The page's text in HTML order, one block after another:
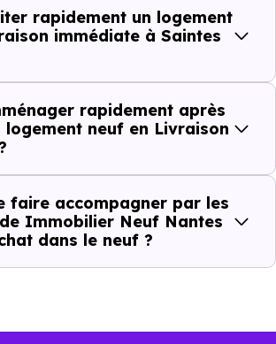
rapidement.
Ce que cela change pour vous
Vous voyez le bien tel qu’il est
Vous comparez des biens réels
Plus rapide, moins d’incertitudes
rapidement un logement
immédiate à Saintes
rapidement après
logement neuf en Livraison
faire accompagner par les
Immobilier Neuf Nantes
dans le neuf ?